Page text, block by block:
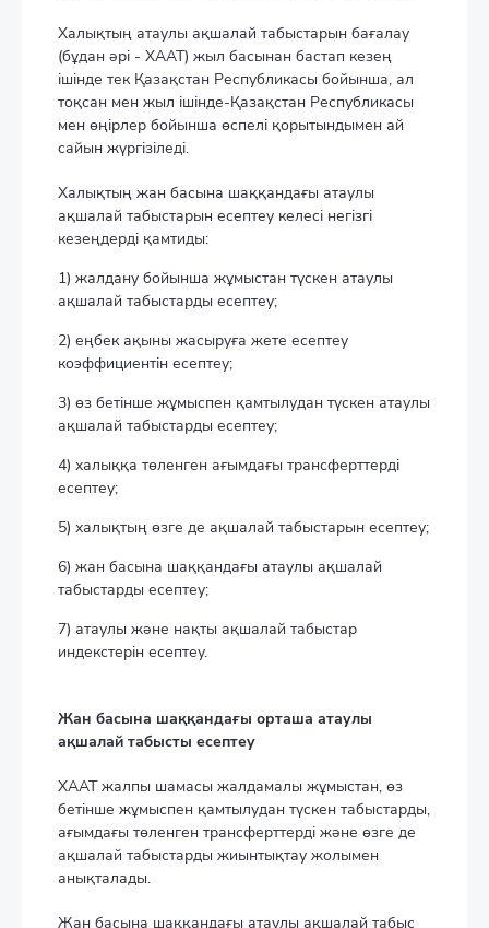
Халықтың атаулы ақшалай табыстарын бағалау
(бұдан әрі - ХААТ) жыл басынан бастап кезең
ішінде тек Қазақстан Республикасы бойынша, ал
тоқсан мен жыл ішінде-Қазақстан Республикасы
мен өңірлер бойынша өспелі қорытындымен ай
сайын жүргізіледі.
Халықтың жан басына шаққандағы атаулы
ақшалай табыстарын есептеу келесі негізгі
кезеңдерді қамтиды:
1) жалдану бойынша жұмыстан түскен атаулы
ақшалай табыстарды есептеу;
2) еңбек ақыны жасыруға жете есептеу
коэффициентін есептеу;
3) өз бетінше жұмыспен қамтылудан түскен атаулы
ақшалай табыстарды есептеу;
4) халыққа төленген ағымдағы трансферттерді
есептеу;
5) халықтың өзге де ақшалай табыстарын есептеу;
6) жан басына шаққандағы атаулы ақшалай
табыстарды есептеу;
7) атаулы және нақты ақшалай табыстар
индекстерін есептеу.
Жан басына шаққандағы орташа атаулы
ақшалай табысты есептеу
ХААТ жалпы шамасы жалдамалы жұмыстан, өз
бетінше жұмыспен қамтылудан түскен табыстарды,
ағымдағы төленген трансферттерді және өзге де
ақшалай табыстарды жиынтықтау жолымен
анықталады.
Жан басына шаққандағы атаулы ақшалай табыс